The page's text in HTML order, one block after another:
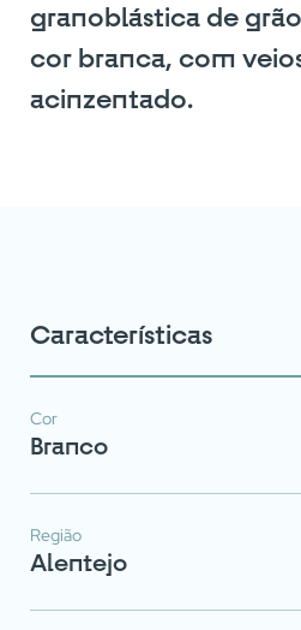
granoblástica de
cor branca, com
acinzentado.
Características
Cor
Branco
Região
Alentejo